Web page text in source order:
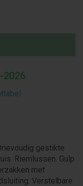
2026
gestikte
Riemlussen. Gulp
met
Verstelbare